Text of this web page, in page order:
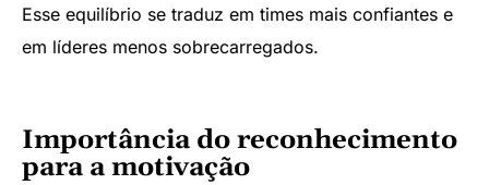
Esse equilíbrio se traduz em times mais confiantes e
em líderes menos sobrecarregados.
Importância do reconhecimento
para a motivação